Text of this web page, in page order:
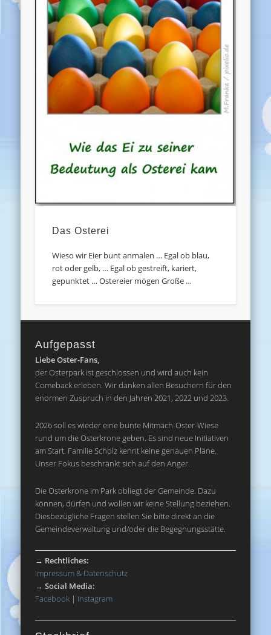
Das Osterei
Wieso wir Eier bunt anmalen … Egal ob blau,
rot oder gelb, … Egal ob gestreift, kariert,
gepunktet … Ostereier mögen Große …
Aufgepasst
Liebe Oster-Fans,
der Osterpark ist geschlossen und wird auch kein
Comeback erleben. Wir danken allen Besuchern für den
enormen Zuspruch in den Jahren 2021, 2022 und 2023.
2026 soll es wieder eine bunte Mitmach-Oster-Wiese
rund um die Osterkrone geben. Es sind neue Initiativen
am Start. Familie Scholz kennt keine genauen Pläne.
Unser Fokus beschränkt sich auf den Anger.
Die Osterkrone im Park obliegt der Gemeinde. Dazu
können, dürfen und wollen wir keine Stellung beziehen.
Diesbezügliche Fragen stellen Sie bitte direkt an die
Gemeindeverwaltung und/oder die Begegnungsstätte.
→ Rechtliches:
Impressum & Datenschutz
→Social Media:
Facebook | Instagram